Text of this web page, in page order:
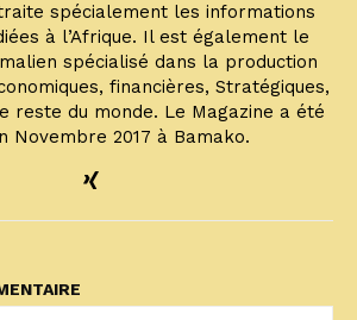
spécialement les informations
à l’Afrique. Il est également le
spécialisé dans la production
financières, Stratégiques,
reste du monde. Le Magazine a été
Novembre 2017 à Bamako.